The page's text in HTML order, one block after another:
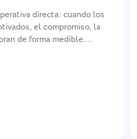
directa: cuando los
el compromiso, la
de forma medible.